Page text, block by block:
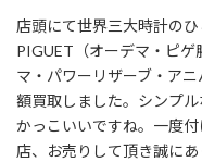
店頭にて世界三大時計の
PIGUET（オーデマ・ピ
マ・パワーリザーブ・ア
額買取しました。シンプ
かっこいいですね。一度
店、お売りして頂き誠に